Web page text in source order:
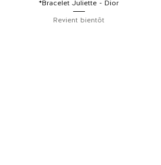
*Bracelet Juliette - Dior
Revient bientôt